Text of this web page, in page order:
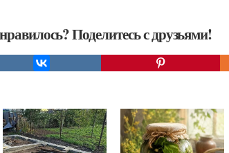
Поделитесь с друзьями!